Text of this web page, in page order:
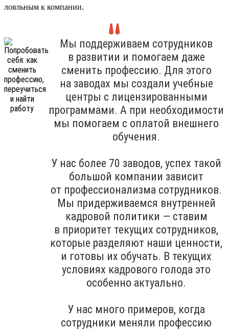
лояльным к компании.
Мы поддерживаем сотрудников
в развитии и помогаем даже
сменить профессию. Для этого
на заводах мы создали учебные
центры с лицензированными
программами. А при необходимости
мы помогаем с оплатой внешнего
обучения.
У нас более 70 заводов, успех такой
большой компании зависит
от профессионализма сотрудников.
Мы придерживаемся внутренней
кадровой политики — ставим
в приоритет текущих сотрудников,
которые разделяют наши ценности,
и готовы их обучать. В текущих
условиях кадрового голода это
особенно актуально.
У нас много примеров, когда
сотрудники меняли профессию